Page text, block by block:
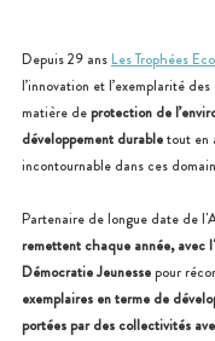
Depuis 29 ans Les Trophées
l’innovation et l’exemplarité
matière de protection de
développement durable tout en
incontournable dans ces
Partenaire de longue date de
remettent chaque année, avec
Démocratie Jeunesse pour
exemplaires en terme de
portées par des collectivités